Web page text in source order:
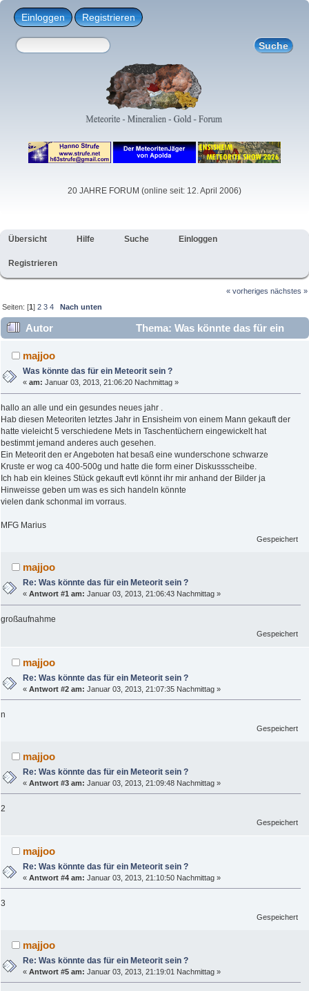
Einloggen Registrieren
20 JAHRE FORUM (online seit: 12. April 2006)
Übersicht Hilfe Suche Einloggen
Registrieren
« vorheriges nächstes »
Seiten: [1]2 3 4 Nach unten
Autor
Thema: Was könnte das für ein
Meteorit sein ? (Gelesen 14986 mal)
majjoo
Was könnte das für ein Meteorit sein ?
«am: Januar 03, 2013, 21:06:20 Nachmittag »
hallo an alle und ein gesundes neues jahr .
Hab diesen Meteoriten letztes Jahr in Ensisheim von einem Mann gekauft der
hatte vieleicht 5 verschiedene Mets in Taschentüchern eingewickelt hat
bestimmt jemand anderes auch gesehen.
Ein Meteorit den er Angeboten hat besaß eine wunderschone schwarze
Kruste er wog ca 400-500g und hatte die form einer Diskussscheibe.
Ich hab ein kleines Stück gekauft evtl könnt ihr mir anhand der Bilder ja
Hinweisse geben um was es sich handeln könnte
vielen dank schonmal im vorraus.
MFG Marius
Gespeichert
majjoo
Re: Was könnte das für ein Meteorit sein ?
«Antwort #1 am: Januar 03, 2013, 21:06:43 Nachmittag »
großaufnahme
Gespeichert
majjoo
Re: Was könnte das für ein Meteorit sein ?
«Antwort #2 am: Januar 03, 2013, 21:07:35 Nachmittag »
n
Gespeichert
majjoo
Re: Was könnte das für ein Meteorit sein ?
«Antwort #3 am: Januar 03, 2013, 21:09:48 Nachmittag »
2
Gespeichert
majjoo
Re: Was könnte das für ein Meteorit sein ?
«Antwort #4 am: Januar 03, 2013, 21:10:50 Nachmittag »
3
Gespeichert
majjoo
Re: Was könnte das für ein Meteorit sein ?
«Antwort #5 am: Januar 03, 2013, 21:19:01 Nachmittag »